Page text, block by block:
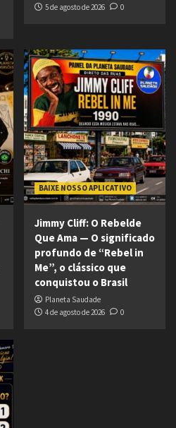
5 de agosto de 2026
0
BAIXE NOSSO APLICATIVO
Jimmy Cliff: O Rebelde
Que Ama — O significado
profundo de “Rebel in
Me”, o clássico que
conquistou o Brasil
Planeta Saudade
4 de agosto de 2026
0